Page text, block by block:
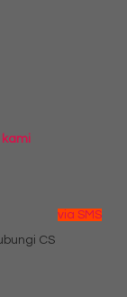
kami
via SMS
CS